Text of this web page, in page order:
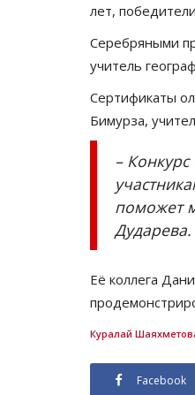
лет,
Серебряными
учитель
Сертификаты
Бимурза,
–
поможет
Дударева.
Её коллега
Куралай
Facebook